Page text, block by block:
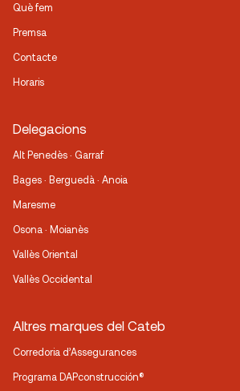
Què fem
Premsa
Contacte
Horaris
Delegacions
Alt Penedès · Garraf
Bages · Berguedà · Anoia
Maresme
Osona · Moianès
Vallès Oriental
Vallès Occidental
Altres marques del Cateb
Corredoria d’Assegurances
Programa DAPconstrucción®